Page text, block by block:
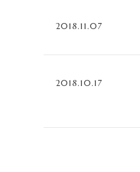
2018.11.07
2018.10.17